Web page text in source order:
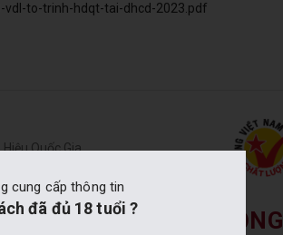
to-trinh-hdqt-tai-dhcd-2023.pdf
Quốc Gia
THỰC PHẨM LÂM ĐỒNG
cung cấp thông tin
đã đủ 18 tuổi ?